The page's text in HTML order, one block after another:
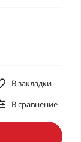
В закладки
В сравнение